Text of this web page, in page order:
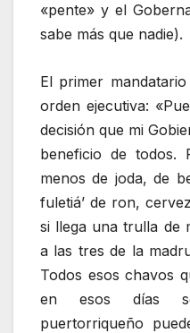
«pente» y el
sabe más que nadie).
El primer
orden ejecutiva:
decisión que mi
beneficio de todos.
menos de joda, de
fuletiá’ de ron,
si llega una trulla de
a las tres de la
Todos esos chavos
en esos días
puertorriqueño